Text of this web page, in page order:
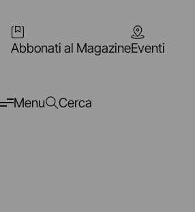
Abbonati al MagazineEventi
Menu Cerca